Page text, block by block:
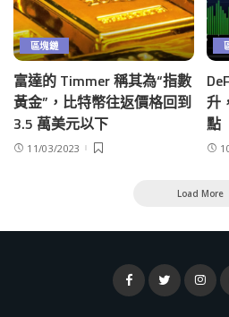
區塊鏈
富達的 Timmer 稱其為“指數
黃金”，比特幣往返價格回到
3.5 萬美元以下
11/03/2023
升
點
Load More